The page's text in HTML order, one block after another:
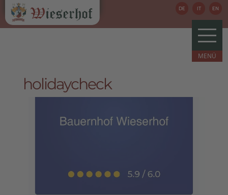
DE IT EN
holidaycheck